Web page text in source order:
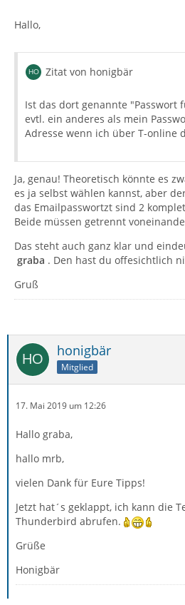
Hallo,
Zitat von honigbär
Ist das dort genannte "Passwort
evtl. ein anderes als mein
Adresse wenn ich über T-online
Ja, genau! Theoretisch könnte es
es ja selbst wählen kannst, aber
das Emailpasswortzt sind 2
Beide müssen getrennt
Das steht auch ganz klar und
graba . Den hast du offesichtlich
Gruß
honigbär
Mitglied
17. Mai 2019 um 12:26
Hallo graba,
hallo mrb,
vielen Dank für Eure Tipps!
Jetzt hat´s geklappt, ich kann die
Thunderbird abrufen.
Grüße
Honigbär